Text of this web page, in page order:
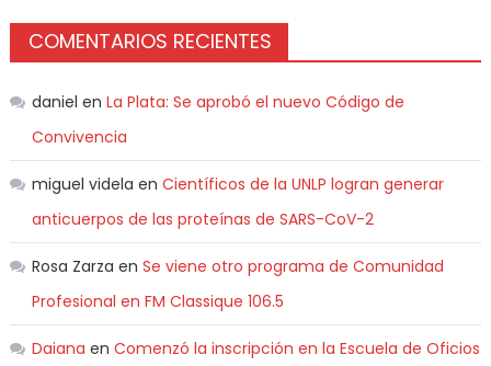
COMENTARIOS RECIENTES
daniel en La Plata: Se aprobó el nuevo Código de
Convivencia
miguel videla en Científicos de la UNLP logran generar
anticuerpos de las proteínas de SARS-CoV-2
Rosa Zarza en Se viene otro programa de Comunidad
Profesional en FM Classique 106.5
Daiana en Comenzó la inscripción en la Escuela de Oficios